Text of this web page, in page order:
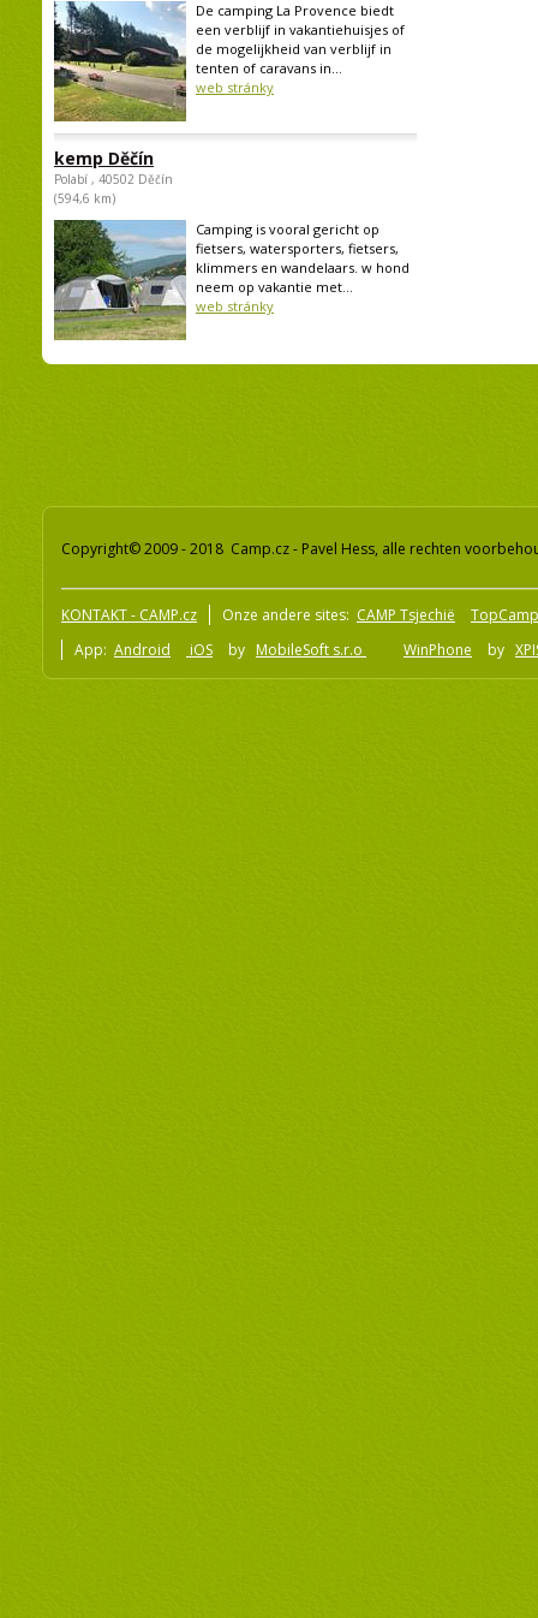
De camping La Provence biedt
een verblijf in vakantiehuisjes of
de mogelijkheid van verblijf in
tenten of caravans in...
web stránky
kemp Děčín
Polabí , 40502 Děčín
(594,6 km)
Camping is vooral gericht op
fietsers, watersporters, fietsers,
klimmers en wandelaars. w hond
neem op vakantie met...
web stránky
Copyright© 2009 - 2018 Camp.cz - Pavel Hess, alle rechten
KONTAKT - CAMP.cz Onze andere sites: CAMP Tsjechië
App: Android iOS by MobileSoft s.r.o WinPhone by